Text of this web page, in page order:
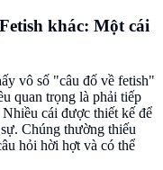
khác: Một cái
vô số "câu đố về fetish"
quan trọng là phải tiếp
cái được thiết kế để
Chúng thường thiếu
hỏi hời hợt và có thể